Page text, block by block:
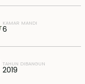
KAMAR MANDI
6
TAHUN DIBANGUN
2019